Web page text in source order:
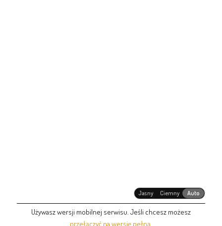
Jasny Ciemny Auto
Używasz wersji mobilnej serwisu. Jeśli chcesz możesz
przełączyć na wersję pełną